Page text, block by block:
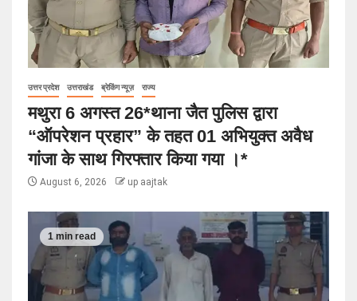
उत्तर प्रदेश उत्तराखंड ब्रेकिंग न्यूज़ राज्य
मथुरा 6 अगस्त 26*थाना जैत पुलिस द्वारा
“ऑपरेशन प्रहार” के तहत 01 अभियुक्त अवैध
गांजा के साथ गिरफ्तार किया गया ।*
August 6, 2026 up aajtak
1 min read